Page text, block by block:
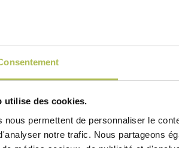
utilise des cookies.
nous permettent de personnaliser le
notre trafic. Nous partageons
et reproductibles aux petits
.
nos experts en permaculture pour
semences bio sont certifiées AB
de l'association Les papillons
! Et en ce moment, vous pouvez